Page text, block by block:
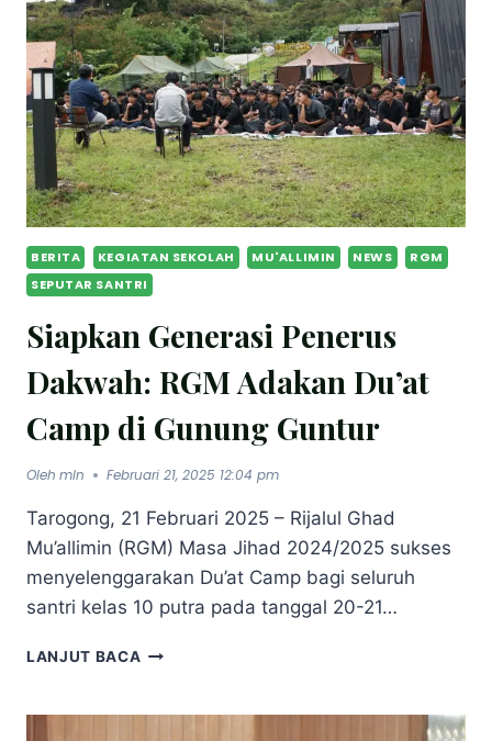
BERITA KEGIATAN SEKOLAH MU'ALLIMIN NEWS
RGM
SEPUTAR SANTRI
Siapkan Generasi Penerus
Dakwah: RGM Adakan Du’at
Camp di Gunung Guntur
Oleh mln Februari 21, 2025 12:04 pm
Tarogong, 21 Februari 2025 – Rijalul Ghad
Mu’allimin (RGM) Masa Jihad 2024/2025 sukses
menyelenggarakan Du’at Camp bagi seluruh
santri kelas 10 putra pada tanggal 20-21…
LANJUT BACA